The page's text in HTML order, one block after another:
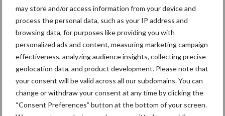
may store and/or access information from your device and
process the personal data, such as your IP address and
browsing data, for purposes like providing you with
personalized ads and content, measuring marketing campaign
effectiveness, analyzing audience insights, collecting precise
geolocation data, and product development. Please note that
your consent will be valid across all our subdomains. You can
change or withdraw your consent at any time by clicking the
“Consent Preferences” button at the bottom of your screen.
De speenhuid: een vaak
onderschatte risicofactor
voor mastitis
ForFarmers ziet volume en
marktaandeel groeien in
krimpende Nederlandse